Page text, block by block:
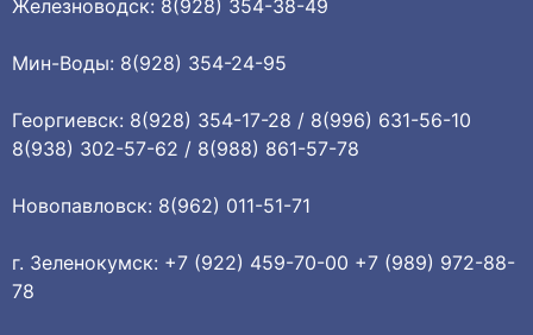
Железноводск: 8(928) 354-38-49
Мин-Воды: 8(928) 354-24-95
Георгиевск: 8(928) 354-17-28 / 8(996) 631-56-10
8(938) 302-57-62 / 8(988) 861-57-78
Новопавловск: 8(962) 011-51-71
г. Зеленокумск: +7 (922) 459-70-00 +7 (989) 972-88-
78